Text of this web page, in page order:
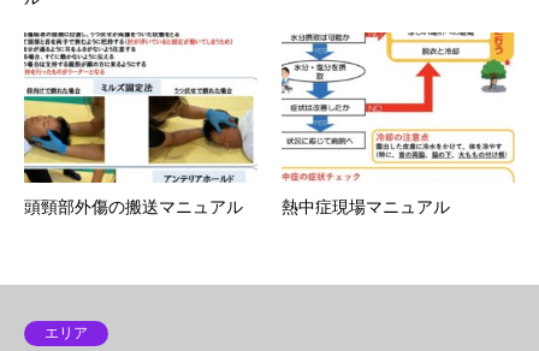
頭頸部外傷の搬送マニュアル 熱中症現場マニュアル
エリア